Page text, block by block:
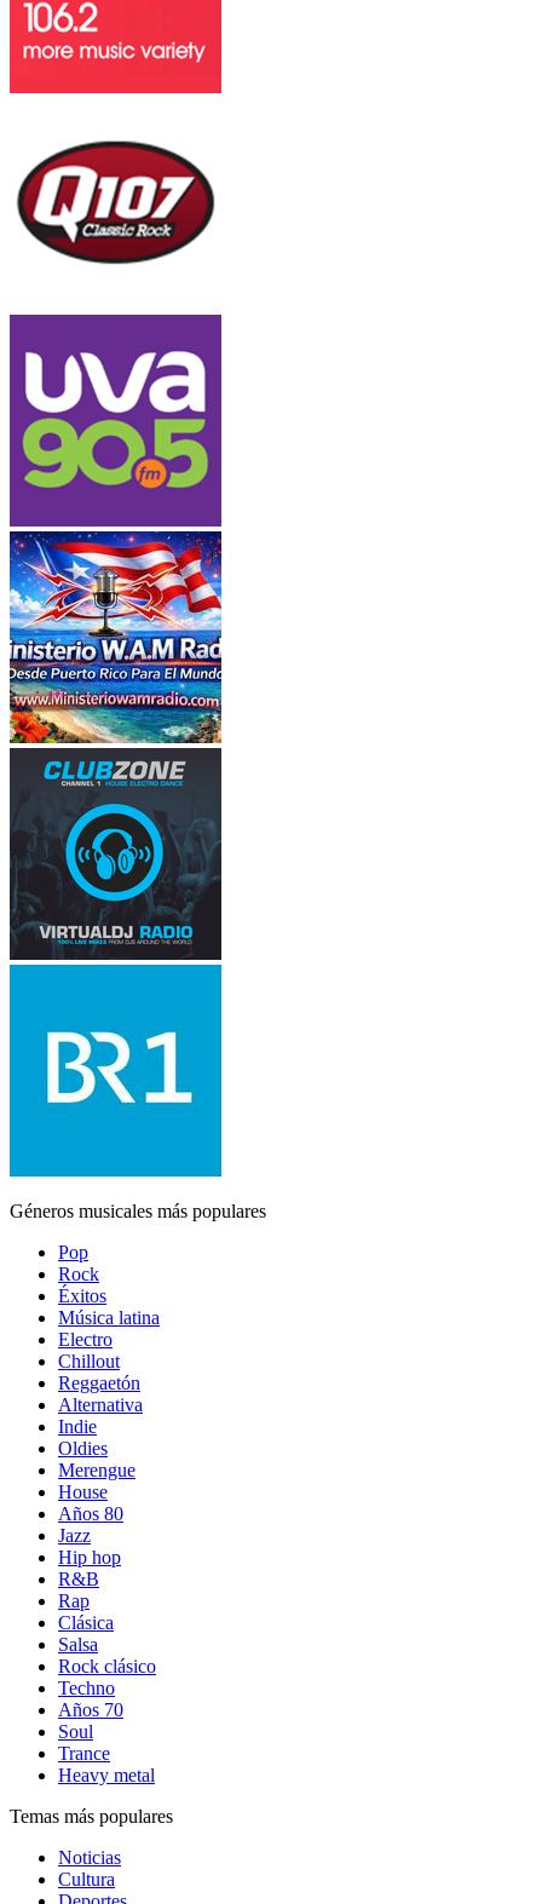
Géneros musicales más populares
Pop
Rock
Éxitos
Música latina
Electro
Chillout
Reggaetón
Alternativa
Indie
Oldies
Merengue
House
Años 80
Jazz
Hip hop
R&B
Rap
Clásica
Salsa
Rock clásico
Techno
Años 70
Soul
Trance
Heavy metal
Temas más populares
Noticias
Cultura